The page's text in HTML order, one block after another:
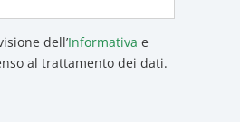
dell’Informativa e
al trattamento dei dati.